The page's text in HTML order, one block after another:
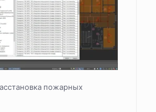
пожарных